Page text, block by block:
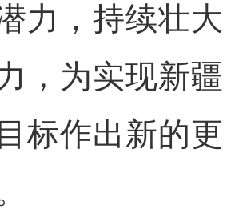
力，持续壮大
，为实现新疆
标作出新的更